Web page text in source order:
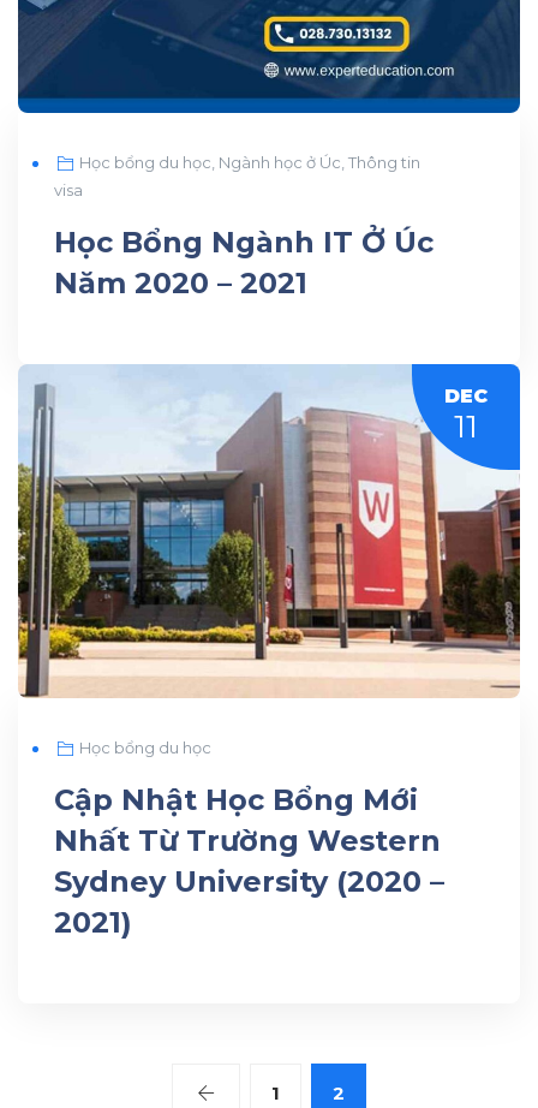
Học bổng du học Ngành học ở Úc ,Thông tin
visa
Học Bổng Ngành IT Ở Úc
Năm 2020 – 2021
DEC
11
Học bổng du học
Cập Nhật Học Bổng Mới
Nhất Từ Trường Western
Sydney University (2020 –
2021)
1 2